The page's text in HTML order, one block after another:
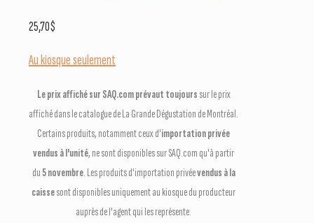
25,70$
Au kiosque seulement
Le prix affiché sur SAQ.com prévaut toujours sur le prix
affiché dans le catalogue de La Grande Dégustation de Montréal.
Certains produits, notamment ceux d'importation privée
vendus à l'unité, ne sont disponibles sur SAQ.com qu'à partir
du5 novembre. Les produits d'importation privéevendus à la
caissesont disponibles uniquement au kiosque du producteur
auprès de l'agent qui les représente.